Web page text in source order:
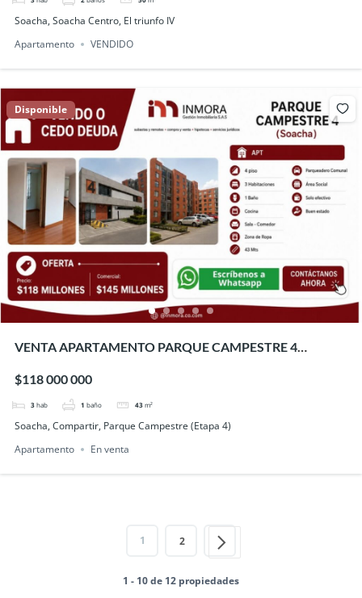
Soacha, Soacha Centro, El triunfo IV
Apartamento
VENDIDO
Disponible
VENTA APARTAMENTO PARQUE CAMPESTRE 4
$118 000 000
3 hab 1 baño 43 m²
Soacha, Compartir, Parque Campestre (Etapa 4)
Apartamento
En venta
1 2
1 - 10 de 12 propiedades